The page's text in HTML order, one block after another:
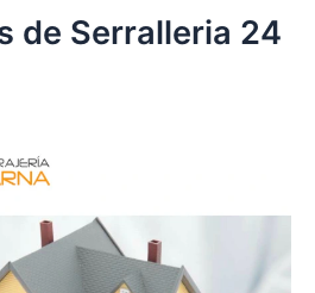
de Serralleria 24